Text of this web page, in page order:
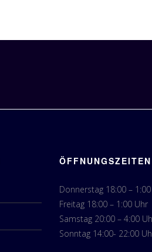
ÖFFNUNGSZEITEN
Donnerstag 18:00 –
Freitag 18:00 – 1:00 Uhr
Samstag 20:00 – 4:00
Sonntag 14:00- 22:00